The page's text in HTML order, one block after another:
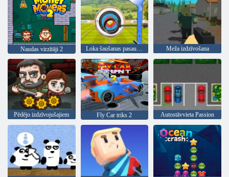
Naudas virzītāji 2 Loka šaušanas pasaules tūre Meža izdzīvošana
Pēdējo izdzīvojušajiem Fly Car triks 2 Autostāvvieta Passion